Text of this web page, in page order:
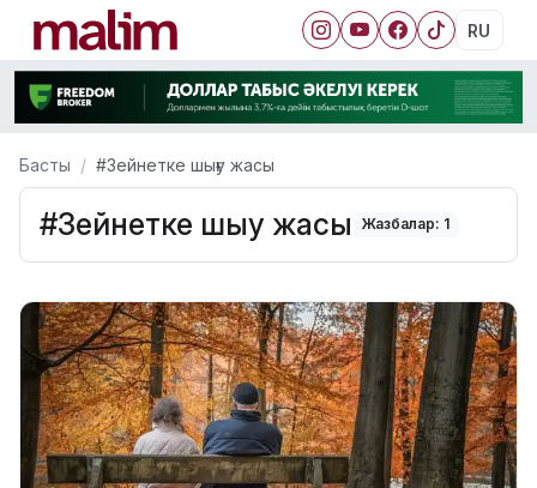
RU
Басты #Зейнетке шығу жасы
#Зейнетке шығу жасы Жазбалар: 1